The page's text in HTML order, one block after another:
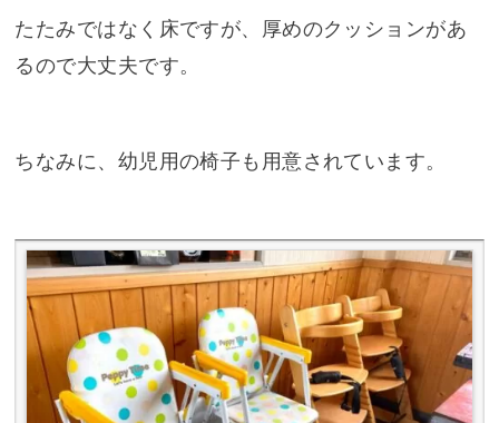
たたみではなく床ですが、厚めのクッションがあ
るので大丈夫です。
ちなみに、幼児用の椅子も用意されています。